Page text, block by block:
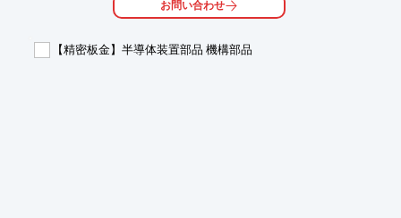
- ビーム径40μmの超精密ファイバーレーザ
- 真鍮や銅など多彩な素材に加工可能
- 鮮明な印字とバリのない仕上がり
お問い合わせ
【精密板金】半導体装置部品 機構部品